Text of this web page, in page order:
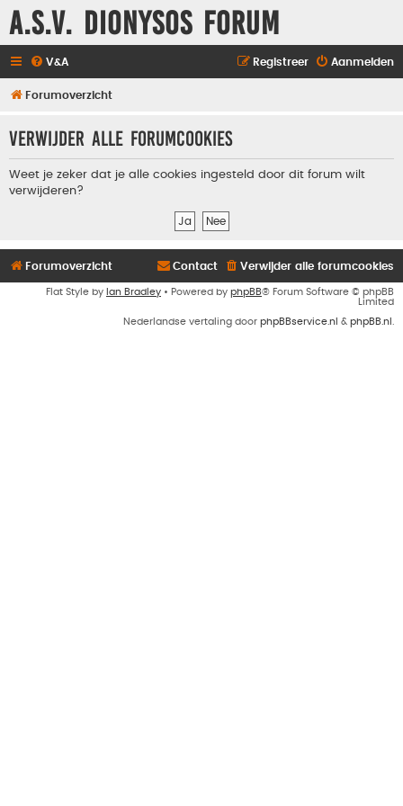
A.S.V. Dionysos Forum
V&A Aanmelden
Registreer
Forumoverzicht
Verwijder alle forumcookies
Weet je zeker dat je alle cookies ingesteld door dit forum wilt
verwijderen?
Forumoverzicht Verwijder alle forumcookies
Contact
Flat Style by Ian Bradley • Powered by phpBB® Forum Software © phpBB
Limited
Nederlandse vertaling door phpBBservice.nl & phpBB.nl